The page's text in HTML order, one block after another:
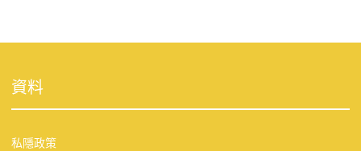
資料
私隱政策